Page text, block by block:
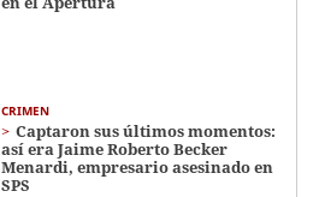
CRIMEN
Captaron sus últimos momentos:
así era Jaime Roberto Becker
Menardi​​​, empresario asesinado en
SPS